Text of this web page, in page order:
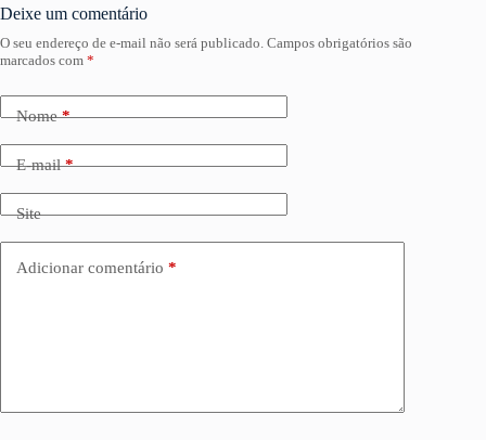
Deixe um comentário
O seu endereço de e-mail não será publicado. Campos obrigatórios são
marcados com *
Nome*
E-mail*
Site
Adicionar comentário *